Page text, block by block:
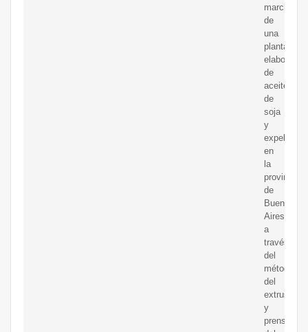
marcha
de
una
planta
de
aceite
de
soja
y
expeller
en
la
provincia
de
Buenos
Aires
a
través
del
método
del
extrusado
y
prensado